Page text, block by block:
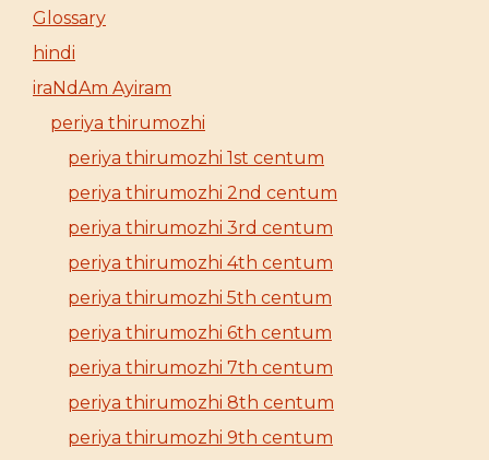
Glossary
hindi
iraNdAm Ayiram
periya thirumozhi
periya thirumozhi 1st centum
periya thirumozhi 2nd centum
periya thirumozhi 3rd centum
periya thirumozhi 4th centum
periya thirumozhi 5th centum
periya thirumozhi 6th centum
periya thirumozhi 7th centum
periya thirumozhi 8th centum
periya thirumozhi 9th centum